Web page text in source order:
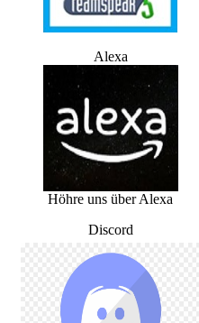
Alexa
Höhre uns über Alexa
Discord